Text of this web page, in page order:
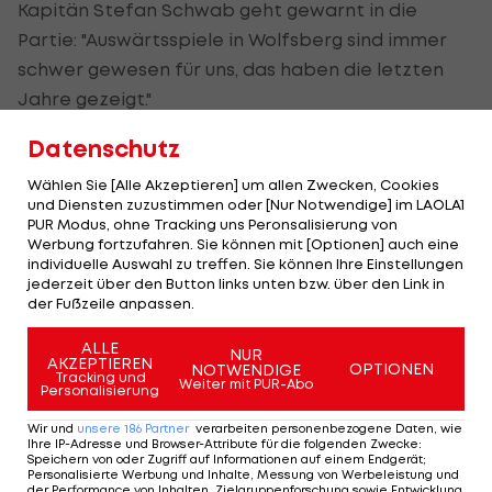
Kapitän Stefan Schwab geht gewarnt in die
Partie: "Auswärtsspiele in Wolfsberg sind immer
schwer gewesen für uns, das haben die letzten
Jahre gezeigt."
Statistisches Anschauungsmaterial: Seit dem
bisher letzten Auswärtssieg (31. Mai 2015/5:0)
gelang Rapid in sechs Spielen kein Erfolgserlebnis,
spielte neben zwei Niederlagen viermal
Unentschieden und blieb zuletzt zweimal ohne
Tor.
Das 2:0 gegen die Admira war Balsam für die
geschundene grün-weiße Kicker-Seele. "Das
Admira-Spiel ist aber nicht der Gradmesser für
morgen, weil wir zuhause spielstärker und
dominanter sind. Auswärts ist es was anderes, weil
Datenschutz
Wählen Sie [Alle Akzeptieren] um allen Zwecken, Cookies
und Diensten zuzustimmen oder [Nur Notwendige] im LAOLA1
PUR Modus, ohne Tracking uns Peronsalisierung von
Werbung fortzufahren. Sie können mit [Optionen] auch eine
individuelle Auswahl zu treffen. Sie können Ihre Einstellungen
jederzeit über den Button links unten bzw. über den Link in
der Fußzeile anpassen.
ALLE
AKZEPTIEREN
Tracking und
Personalisierung
NUR
NOTWENDIGE
Weiter mit PUR-Abo
OPTIONEN
Wir und unsere 186 Partner verarbeiten personenbezogene Daten, wie
Ihre IP-Adresse und Browser-Attribute für die folgenden Zwecke:
Speichern von oder Zugriff auf Informationen auf einem Endgerät;
Personalisierte Werbung und Inhalte, Messung von Werbeleistung und